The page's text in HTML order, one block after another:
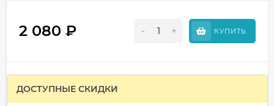
2 080 ₽ - + КУПИТЬ
ДОСТУПНЫЕ СКИДКИ